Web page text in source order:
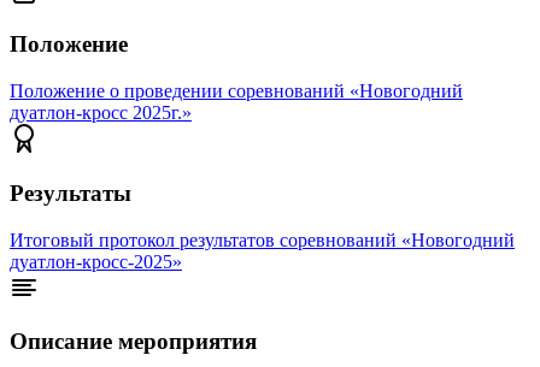
Положение
Положение о проведении соревнований «Новогодний
дуатлон-кросс 2025г.»
Результаты
Итоговый протокол результатов соревнований «Новогодний
дуатлон-кросс-2025»
Описание мероприятия